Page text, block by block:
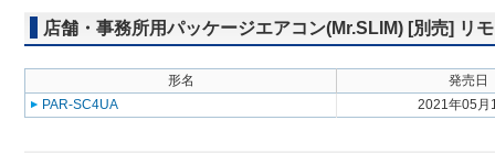
店舗・事務所用パッケージエアコン(Mr.SLIM) [別売] リ
形名
発売日
PAR-SC4UA
2021年05月